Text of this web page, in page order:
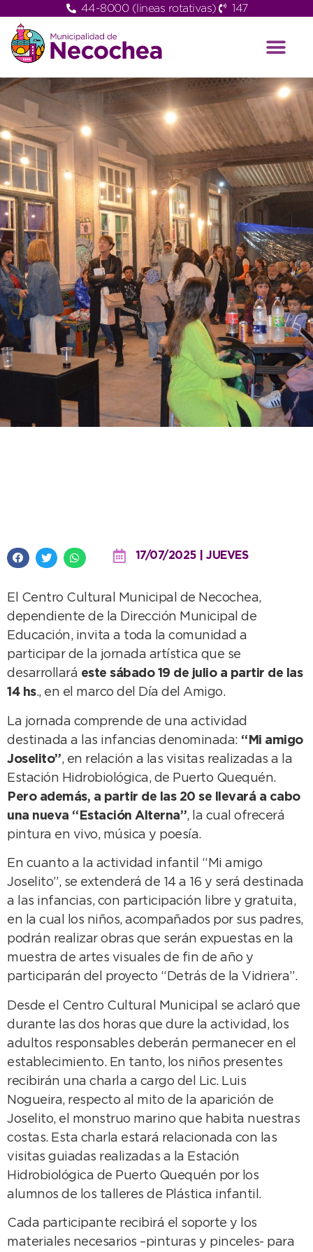
44-8000 (lineas rotativas) 147
17/07/2025 | JUEVES
El Centro Cultural Municipal de Necochea,
dependiente de la Dirección Municipal de
Educación, invita a toda la comunidad a
participar de la jornada artística que se
desarrollará este sábado 19 de julio a partir de las
14 hs., en el marco del Día del Amigo.
La jornada comprende de una actividad
destinada a las infancias denominada: “Mi amigo
Joselito”, en relación a las visitas realizadas a la
Estación Hidrobiológica, de Puerto Quequén.
Pero además, a partir de las 20 se llevará a cabo
una nueva “Estación Alterna”, la cual ofrecerá
pintura en vivo, música y poesía.
En cuanto a la actividad infantil “Mi amigo
Joselito”, se extenderá de 14 a 16 y será destinada
a las infancias, con participación libre y gratuita,
en la cual los niños, acompañados por sus padres,
podrán realizar obras que serán expuestas en la
muestra de artes visuales de fin de año y
participarán del proyecto “Detrás de la Vidriera”.
Desde el Centro Cultural Municipal se aclaró que
durante las dos horas que dure la actividad, los
adultos responsables deberán permanecer en el
establecimiento. En tanto, los niños presentes
recibirán una charla a cargo del Lic. Luis
Nogueira, respecto al mito de la aparición de
Joselito, el monstruo marino que habita nuestras
costas. Esta charla estará relacionada con las
visitas guiadas realizadas a la Estación
Hidrobiológica de Puerto Quequén por los
alumnos de los talleres de Plástica infantil.
Cada participante recibirá el soporte y los
materiales necesarios –pinturas y pinceles- para